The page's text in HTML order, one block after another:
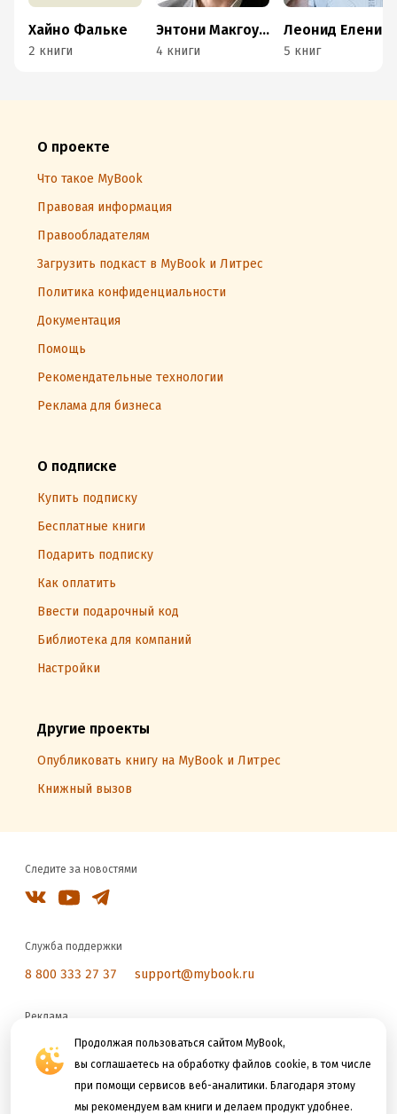
Продолжая пользоваться сайтом MyBook,
вы соглашаетесь на обработку файлов cookie, в том числе
при помощи сервисов веб-аналитики. Благодаря этому
мы рекомендуем вам книги и делаем продукт удобнее.
Хайно Фальке
2 книги
Энтони Макгоуэн
4 книги
Леонид Еленин
5 книг
О проекте
Что такое MyBook
Правовая информация
Правообладателям
Загрузить подкаст в MyBook и Литрес
Политика конфиденциальности
Документация
Помощь
Рекомендательные технологии
Реклама для бизнеса
О подписке
Купить подписку
Бесплатные книги
Подарить подписку
Как оплатить
Ввести подарочный код
Библиотека для компаний
Настройки
Другие проекты
Опубликовать книгу на MyBook и Литрес
Книжный вызов
Следите за новостями
Служба поддержки
8 800 333 27 37 support@mybook.ru
Реклама
reklama@litres.ru
Мы принимаем к оплате